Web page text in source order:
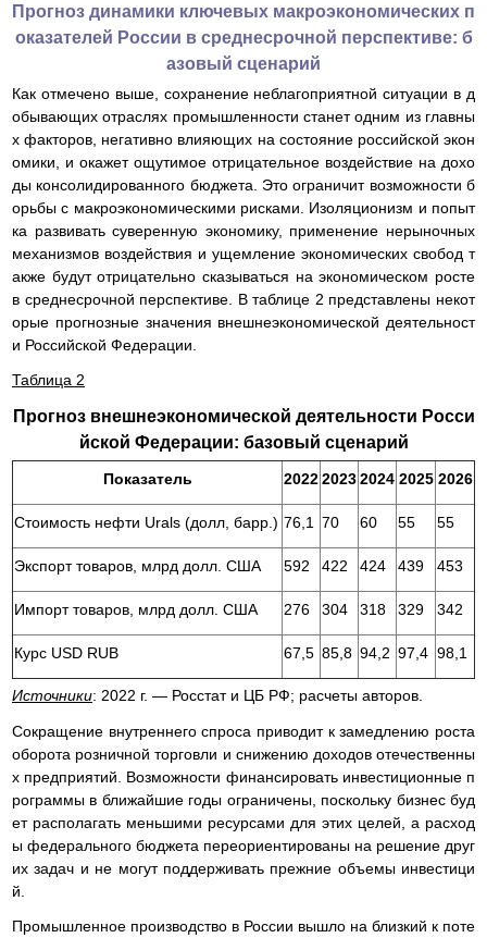
Прогноз динамики ключевых макроэкономических п
оказателей России в среднесрочной перспективе: б
азовый сценарий
Как отмечено выше, сохранение неблагоприятной ситуации в д
обывающих отраслях промышленности станет одним из главны
х факторов, негативно влияющих на состояние российской экон
омики, и окажет ощутимое отрицательное воздействие на дохо
ды консолидированного бюджета. Это ограничит возможности б
орьбы с макроэкономическими рисками. Изоляционизм и попыт
ка развивать суверенную экономику, применение нерыночных
механизмов воздействия и ущемление экономических свобод т
акже будут отрицательно сказываться на экономическом росте
в среднесрочной перспективе. В таблице 2 представлены некот
орые прогнозные значения внешнеэкономической деятельност
и Российской Федерации.
Таблица 2
Прогноз внешнеэкономической деятельности Росси
йской Федерации: базовый сценарий
Показатель 202220232024 2025 2026
Стоимость нефти Urals (долл, барр.) 76,1 70 60 55 55
Экспорт товаров, млрд долл. США 592 422 424 439 453
Импорт товаров, млрд долл. США 276 304 318 329 342
Курс USD RUB 67,5 85,8 94,2 97,4 98,1
Источники: 2022 г. — Росстат и ЦБ РФ; расчеты авторов.
Сокращение внутреннего спроса приводит к замедлению роста
оборота розничной торговли и снижению доходов отечественны
х предприятий. Возможности финансировать инвестиционные п
рограммы в ближайшие годы ограничены, поскольку бизнес буд
ет располагать меньшими ресурсами для этих целей, а расход
ы федерального бюджета переориентированы на решение друг
их задач и не могут поддерживать прежние объемы инвестици
й.
Промышленное производство в России вышло на близкий к поте